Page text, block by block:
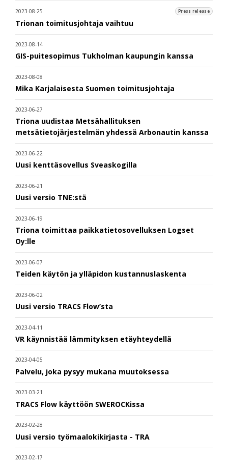
2023-08-25 Press release
Trionan toimitusjohtaja vaihtuu
2023-08-14
GIS-puitesopimus Tukholman kaupungin kanssa
2023-08-08
Mika Karjalaisesta Suomen toimitusjohtaja
2023-06-27
Triona uudistaa Metsähallituksen
metsätietojärjestelmän yhdessä Arbonautin kanssa
2023-06-22
Uusi kenttäsovellus Sveaskogilla
2023-06-21
Uusi versio TNE:stä
2023-06-19
Triona toimittaa paikkatietosovelluksen Logset
Oy:lle
2023-06-07
Teiden käytön ja ylläpidon kustannuslaskenta
2023-06-02
Uusi versio TRACS Flow’sta
2023-04-11
VR käynnistää lämmityksen etäyhteydellä
2023-04-05
Palvelu, joka pysyy mukana muutoksessa
2023-03-21
TRACS Flow käyttöön SWEROCKissa
2023-02-28
Uusi versio työmaalokikirjasta - TRA
2023-02-17